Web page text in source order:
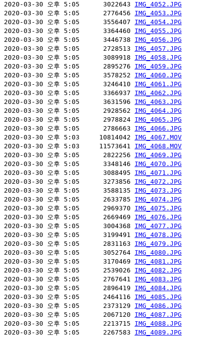
2020-03-30 오후 5:05      3022643 IMG_4052.JPG
2020-03-30 오후 5:05      2776456 IMG_4053.JPG
2020-03-30 오후 5:05      3556407 IMG_4054.JPG
2020-03-30 오후 5:05      3364460 IMG_4055.JPG
2020-03-30 오후 5:05      3446738 IMG_4056.JPG
2020-03-30 오후 5:05      2728513 IMG_4057.JPG
2020-03-30 오후 5:05      3089918 IMG_4058.JPG
2020-03-30 오후 5:05      2895276 IMG_4059.JPG
2020-03-30 오후 5:05      3578252 IMG_4060.JPG
2020-03-30 오후 5:05      3246410 IMG_4061.JPG
2020-03-30 오후 5:05      3366937 IMG_4062.JPG
2020-03-30 오후 5:05      3631596 IMG_4063.JPG
2020-03-30 오후 5:05      2928562 IMG_4064.JPG
2020-03-30 오후 5:05      2978824 IMG_4065.JPG
2020-03-30 오후 5:05      2786663 IMG_4066.JPG
2020-03-30 오후 5:03     10814042 IMG_4067.MOV
2020-03-30 오후 5:03     11573641 IMG_4068.MOV
2020-03-30 오후 5:05      2822256 IMG_4069.JPG
2020-03-30 오후 5:05      3348146 IMG_4070.JPG
2020-03-30 오후 5:05      3088495 IMG_4071.JPG
2020-03-30 오후 5:05      3273856 IMG_4072.JPG
2020-03-30 오후 5:05      3588135 IMG_4073.JPG
2020-03-30 오후 5:05      2633785 IMG_4074.JPG
2020-03-30 오후 5:05      2969370 IMG_4075.JPG
2020-03-30 오후 5:05      2669469 IMG_4076.JPG
2020-03-30 오후 5:05      3004368 IMG_4077.JPG
2020-03-30 오후 5:05      3199491 IMG_4078.JPG
2020-03-30 오후 5:05      2831163 IMG_4079.JPG
2020-03-30 오후 5:05      3052764 IMG_4080.JPG
2020-03-30 오후 5:05      3170469 IMG_4081.JPG
2020-03-30 오후 5:05      2539026 IMG_4082.JPG
2020-03-30 오후 5:05      2767641 IMG_4083.JPG
2020-03-30 오후 5:05      2896419 IMG_4084.JPG
2020-03-30 오후 5:05      2464116 IMG_4085.JPG
2020-03-30 오후 5:05      2373129 IMG_4086.JPG
2020-03-30 오후 5:05      2067120 IMG_4087.JPG
2020-03-30 오후 5:05      2213715 IMG_4088.JPG
2020-03-30 오후 5:05      2267583 IMG_4089.JPG